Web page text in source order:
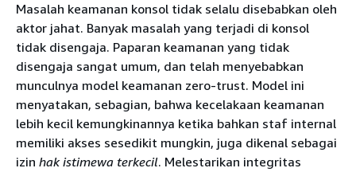
Masalah keamanan konsol tidak selalu disebabkan oleh
aktor jahat. Banyak masalah yang terjadi di konsol
tidak disengaja. Paparan keamanan yang tidak
disengaja sangat umum, dan telah menyebabkan
munculnya model keamanan zero-trust. Model ini
menyatakan, sebagian, bahwa kecelakaan keamanan
lebih kecil kemungkinannya ketika bahkan staf internal
memiliki akses sesedikit mungkin, juga dikenal sebagai
izin hak istimewa terkecil. Melestarikan integritas